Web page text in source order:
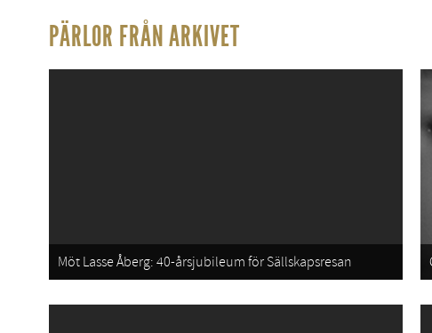
PÄRLOR FRÅN ARKIVET
Möt Lasse Åberg: 40-årsjubileum för Sällskapsresan